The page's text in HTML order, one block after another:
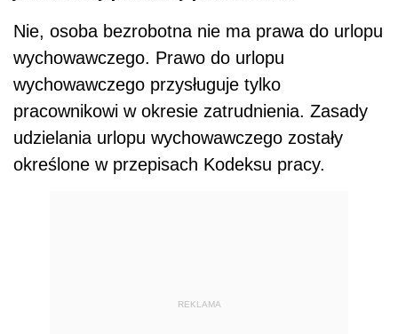
Nie, osoba bezrobotna nie ma prawa do urlopu
wychowawczego. Prawo do urlopu
wychowawczego przysługuje tylko
pracownikowi w okresie zatrudnienia. Zasady
udzielania urlopu wychowawczego zostały
określone w przepisach Kodeksu pracy.
REKLAMA